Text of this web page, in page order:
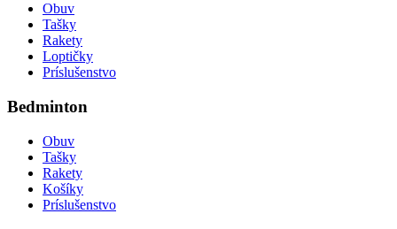
Obuv
Tašky
Rakety
Loptičky
Príslušenstvo
Bedminton
Obuv
Tašky
Rakety
Košíky
Príslušenstvo